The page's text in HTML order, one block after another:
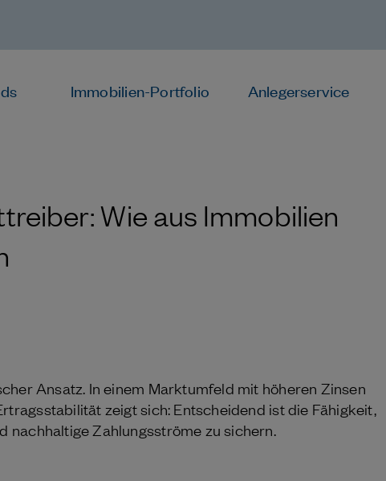
Immobilien-Portfolio Anlegerservice
Wie aus Immobilien
Ansatz. In einem Marktumfeld mit höheren Zinsen
zeigt sich: Entscheidend ist die Fähigkeit,
nachhaltige Zahlungsströme zu sichern.